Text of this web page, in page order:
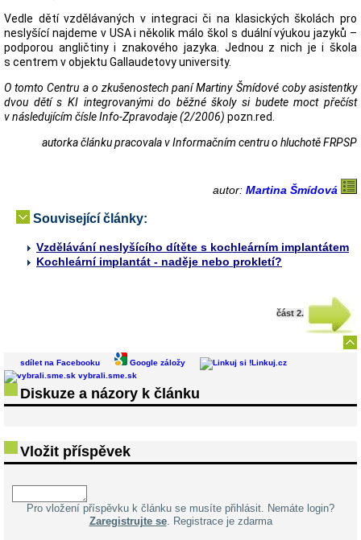
Vedle dětí vzdělávaných v integraci či na klasických školách pro
neslyšící najdeme v USA i několik málo škol s duální výukou jazyků –
podporou angličtiny i znakového jazyka. Jednou z nich je i škola
s centrem v objektu Gallaudetovy university.
O tomto Centru a o zkušenostech paní Martiny Šmídové coby asistentky
dvou dětí s KI integrovanými do běžné školy si budete moct přečíst
v následujícím čísle Info-Zpravodaje (2/2006) pozn.red.
autorka článku pracovala v Informačním centru o hluchotě FRPSP
autor: Martina Šmídová
Související články:
Vzdělávání neslyšícího dítěte s kochleárním implantátem
Kochleární implantát - naděje nebo prokletí?
část 2.
sdílet na Facebooku Google záložy
Linkuj.cz
vybrali.sme.sk
Diskuze a názory k článku
Vložit příspěvek
Pro vložení příspěvku k článku se musíte přihlásit. Nemáte login?
Zaregistrujte se. Registrace je zdarma